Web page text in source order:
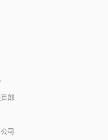
部
司